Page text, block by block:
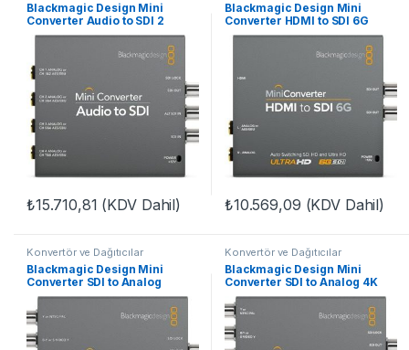
Blackmagic Design Mini
Converter Audio to SDI 2
₺15.710,81 (KDV Dahil)
Blackmagic Design Mini
Converter HDMI to SDI 6G
₺10.569,09 (KDV Dahil)
Konvertör ve Dağıtıcılar
Blackmagic Design Mini
Converter SDI to Analog
Konvertör ve Dağıtıcılar
Blackmagic Design Mini
Converter SDI to Analog 4K